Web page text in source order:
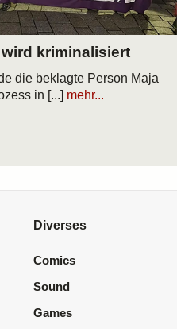
kriminalisiert
die beklagte Person Maja
in [...] mehr...
Diverses
Comics
Sound
Games